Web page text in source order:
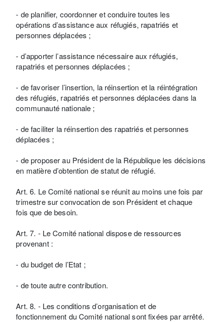
- de planifier, coordonner et conduire toutes les
opérations d’assistance aux réfugiés, rapatriés et
personnes déplacées ;
- d’apporter l’assistance nécessaire aux réfugiés,
rapatriés et personnes déplacées ;
- de favoriser l’insertion, la réinsertion et la réintégration
des réfugiés, rapatriés et personnes déplacées dans la
communauté nationale ;
- de faciliter la réinsertion des rapatriés et personnes
déplacées ;
- de proposer au Président de la République les décisions
en matière d’obtention de statut de réfugié.
Art. 6. Le Comité national se réunit au moins une fois par
trimestre sur convocation de son Président et chaque
fois que de besoin.
Art. 7. - Le Comité national dispose de ressources
provenant :
- du budget de l’Etat ;
- de toute autre contribution.
Art. 8. - Les conditions d’organisation et de
fonctionnement du Comité national sont fixées par arrêté.